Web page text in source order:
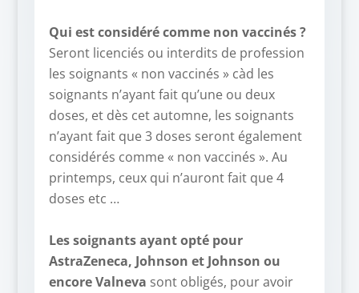
Qui est considéré comme non vaccinés ?
Seront licenciés ou interdits de profession
les soignants « non vaccinés » càd les
soignants n’ayant fait qu’une ou deux
doses, et dès cet automne, les soignants
n’ayant fait que 3 doses seront également
considérés comme « non vaccinés ». Au
printemps, ceux qui n’auront fait que 4
doses etc …
Les soignants ayant opté pour
AstraZeneca, Johnson et Johnson ou
encore Valneva sont obligés, pour avoir